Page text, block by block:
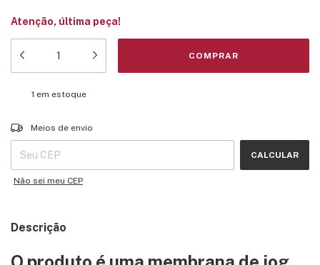
Atenção, última peça!
1 em estoque
Entregas para o CEP:
Meios de envio
CALCULAR
Não sei meu CEP
Descrição